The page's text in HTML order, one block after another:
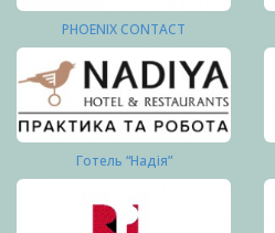
PHOENIX CONTACT
Готель “Надія”